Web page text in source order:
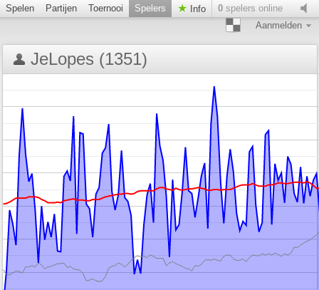
Spelen Partijen Toernooi Spelers Info 0 spelers online
Aanmelden
JeLopes (1351)